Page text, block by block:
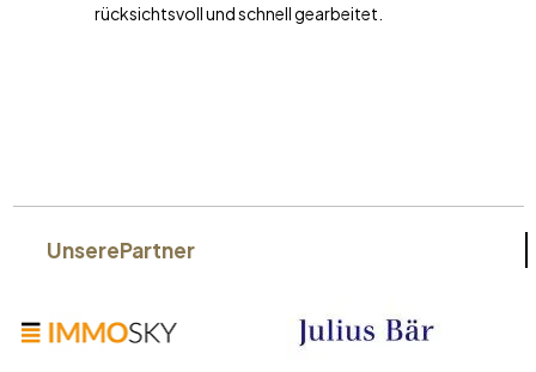
rücksichtsvoll und schnell gearbeitet.
UnserePartner